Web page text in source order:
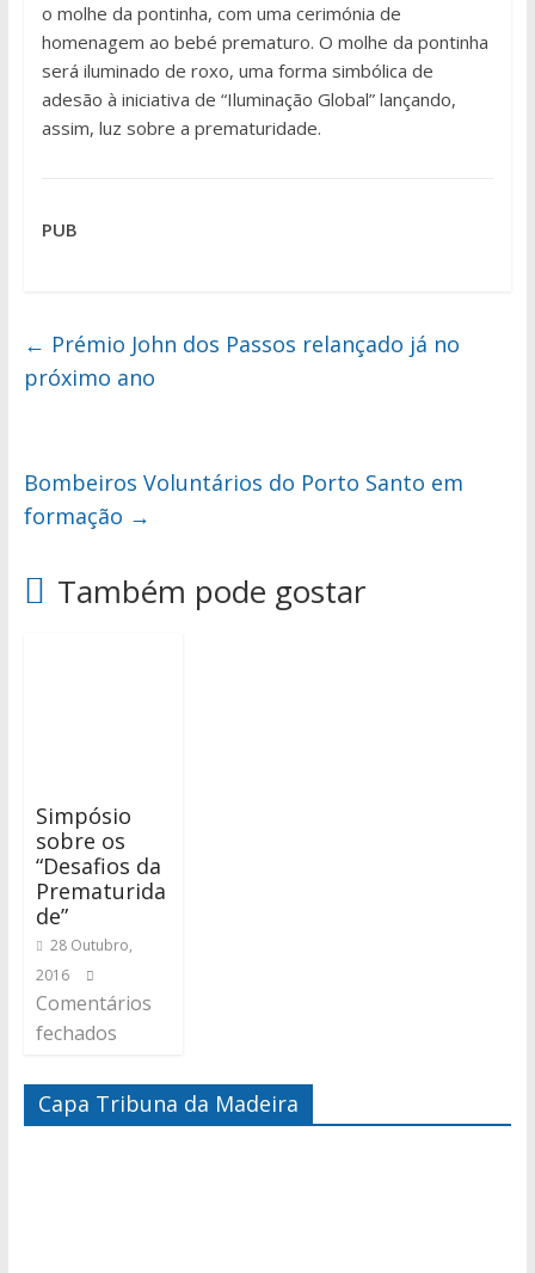
o molhe da pontinha, com uma cerimónia de
homenagem ao bebé prematuro. O molhe da pontinha
será iluminado de roxo, uma forma simbólica de
adesão à iniciativa de “Iluminação Global” lançando,
assim, luz sobre a prematuridade.
PUB
← Prémio John dos Passos relançado já no
próximo ano
Bombeiros Voluntários do Porto Santo em
formação →
Também pode gostar
Simpósio
sobre os
“Desafios da
Prematurida
de”
28 Outubro,
2016
Comentários
fechados
Capa Tribuna da Madeira